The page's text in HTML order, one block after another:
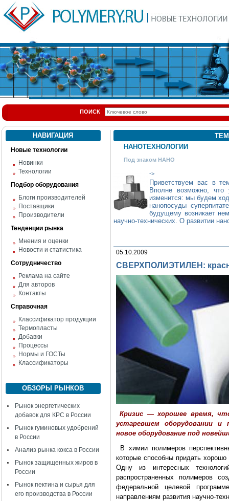
ПОИСК
НАВИГАЦИЯ
Новые технологии
Новинки
Технологии
Подбор оборудования
Блоги производителей
Поставщики
Производители
Тенденции рынка
Мнения и оценки
Новости и статистика
Сотрудничество
Реклама на сайте
Для авторов
Контакты
Справочная
Классификатор продукции
Термопласты
Добавки
Процессы
Нормы и ГОСТы
Классификаторы
ОБЗОРЫ РЫНКОВ
Рынок энергетических
добавок для КРС в России
Рынок гуминовых удобрений
в России
Анализ рынка кокса в России
Рынок защищенных жиров в
России
Рынок пектина и сырья для
его производства в России
НАНОТЕХНОЛОГИИ
Под знаком НАНО
->
Приветствуем вас в
Вполне возможно,
изменится: мы будем
нанопосуды
будущему возникает
научно-технических. О развитии
05.10.2009
СВЕРХПОЛИЭТИЛЕН:
Кризис — хорошее время,
устаревшем оборудовании и
новое оборудование под
В химии полимеров
которые способны придать хорошо
Одну из интересных
распространенных полимеров
федеральной целевой
направлениям развития научно-